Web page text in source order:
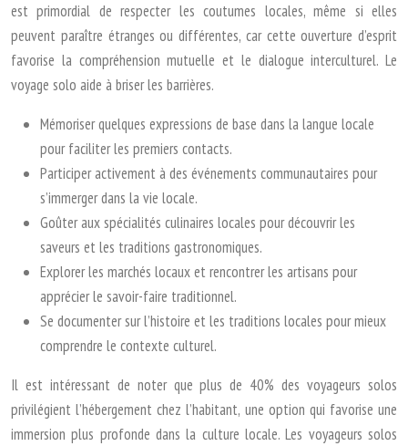
est primordial de respecter les coutumes locales, même si elles
peuvent paraître étranges ou différentes, car cette ouverture d’esprit
favorise la compréhension mutuelle et le dialogue interculturel. Le
voyage solo aide à briser les barrières.
Mémoriser quelques expressions de base dans la langue locale
pour faciliter les premiers contacts.
Participer activement à des événements communautaires pour
s’immerger dans la vie locale.
Goûter aux spécialités culinaires locales pour découvrir les
saveurs et les traditions gastronomiques.
Explorer les marchés locaux et rencontrer les artisans pour
apprécier le savoir-faire traditionnel.
Se documenter sur l’histoire et les traditions locales pour mieux
comprendre le contexte culturel.
Il est intéressant de noter que plus de 40% des voyageurs solos
privilégient l’hébergement chez l’habitant, une option qui favorise une
immersion plus profonde dans la culture locale. Les voyageurs solos